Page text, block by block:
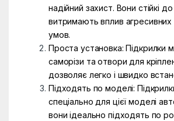
надійний захист. Вони стійкі
витримають вплив
умов.
Проста установка: Підкрилки
саморізи та отвори для
дозволяє легко і швидко
Підходять по моделі:
спеціально для цієї моделі
вони ідеально підходять по